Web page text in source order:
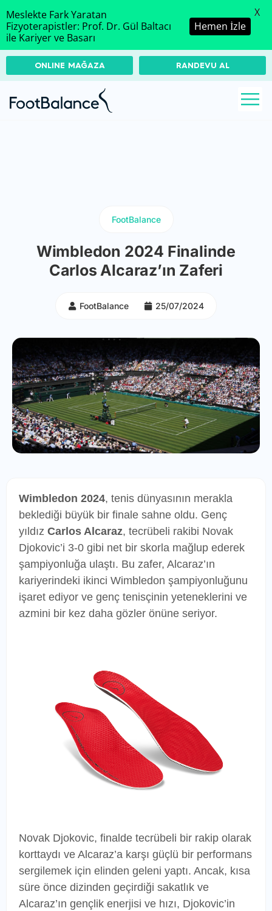
ONLINE MAĞAZA RANDEVU AL
FootBalance
Wimbledon 2024 Finalinde
Carlos Alcaraz’ın Zaferi
FootBalance 25/07/2024
Wimbledon 2024, tenis dünyasının merakla
beklediği büyük bir finale sahne oldu. Genç
yıldız Carlos Alcaraz, tecrübeli rakibi Novak
Djokovic’i 3-0 gibi net bir skorla mağlup ederek
şampiyonluğa ulaştı. Bu zafer, Alcaraz’ın
kariyerindeki ikinci Wimbledon şampiyonluğunu
işaret ediyor ve genç tenisçinin yeteneklerini ve
azmini bir kez daha gözler önüne seriyor.
Novak Djokovic, finalde tecrübeli bir rakip olarak
korttaydı ve Alcaraz’a karşı güçlü bir performans
sergilemek için elinden geleni yaptı. Ancak, kısa
süre önce dizinden geçirdiği sakatlık ve
Alcaraz’ın gençlik enerjisi ve hızı, Djokovic’in
Meslekte Fark Yaratan
Fizyoterapistler: Prof. Dr. Gül Baltacı
ile Kariyer ve Basarı
Hemen İzle
X